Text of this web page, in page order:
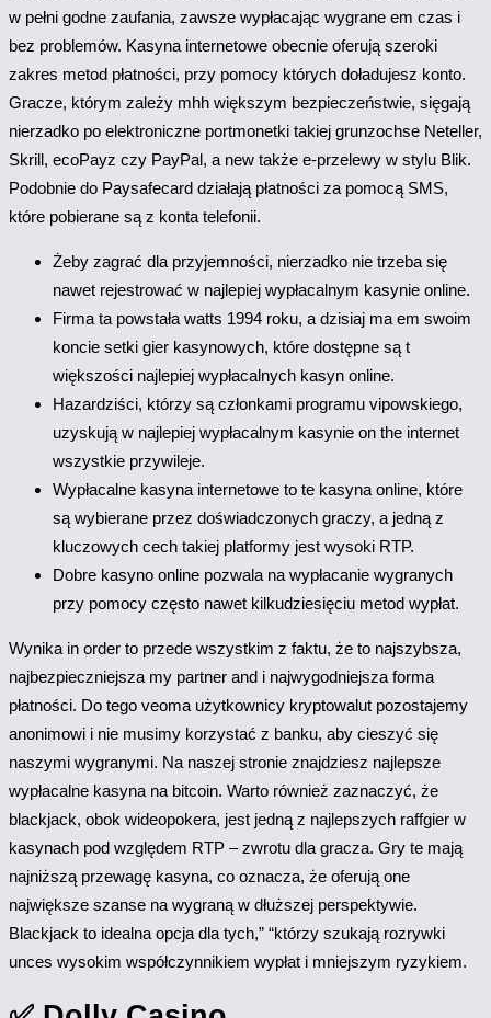
w pełni godne zaufania, zawsze wypłacając wygrane em czas i
bez problemów. Kasyna internetowe obecnie oferują szeroki
zakres metod płatności, przy pomocy których doładujesz konto.
Gracze, którym zależy mhh większym bezpieczeństwie, sięgają
nierzadko po elektroniczne portmonetki takiej grunzochse Neteller,
Skrill, ecoPayz czy PayPal, a new także e-przelewy w stylu Blik.
Podobnie do Paysafecard działają płatności za pomocą SMS,
które pobierane są z konta telefonii.
Żeby zagrać dla przyjemności, nierzadko nie trzeba się
nawet rejestrować w najlepiej wypłacalnym kasynie online.
Firma ta powstała watts 1994 roku, a dzisiaj ma em swoim
koncie setki gier kasynowych, które dostępne są t
większości najlepiej wypłacalnych kasyn online.
Hazardziści, którzy są członkami programu vipowskiego,
uzyskują w najlepiej wypłacalnym kasynie on the internet
wszystkie przywileje.
Wypłacalne kasyna internetowe to te kasyna online, które
są wybierane przez doświadczonych graczy, a jedną z
kluczowych cech takiej platformy jest wysoki RTP.
Dobre kasyno online pozwala na wypłacanie wygranych
przy pomocy często nawet kilkudziesięciu metod wypłat.
Wynika in order to przede wszystkim z faktu, że to najszybsza,
najbezpieczniejsza my partner and i najwygodniejsza forma
płatności. Do tego veoma użytkownicy kryptowalut pozostajemy
anonimowi i nie musimy korzystać z banku, aby cieszyć się
naszymi wygranymi. Na naszej stronie znajdziesz najlepsze
wypłacalne kasyna na bitcoin. Warto również zaznaczyć, że
blackjack, obok wideopokera, jest jedną z najlepszych raffgier w
kasynach pod względem RTP – zwrotu dla gracza. Gry te mają
najniższą przewagę kasyna, co oznacza, że oferują one
największe szanse na wygraną w dłuższej perspektywie.
Blackjack to idealna opcja dla tych,” “którzy szukają rozrywki
unces wysokim współczynnikiem wypłat i mniejszym ryzykiem.